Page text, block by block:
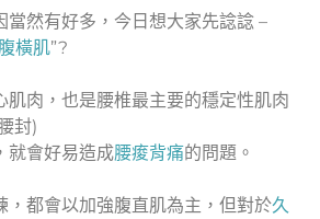
當然有好多，今日想大家先諗諗 –
腹橫肌”?
肌肉，也是腰椎最主要的穩定性肌肉
封)
就會好易造成腰痠背痛的問題。
，都會以加強腹直肌為主，但對於久